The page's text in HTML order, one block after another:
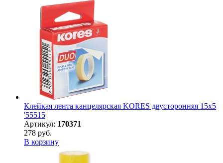
Клейкая лента канцелярская KORES двусторонняя 15х5
'55515
Артикул: 170371
278 руб.
В корзину